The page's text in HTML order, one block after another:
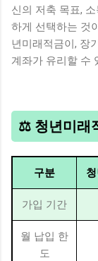
신의 저축 목표,
하게 선택하는 것
년미래적금이, 장
계좌가 유리할 수
⚖️ 청년미래
구분
가입 기간
월 납입 한
도